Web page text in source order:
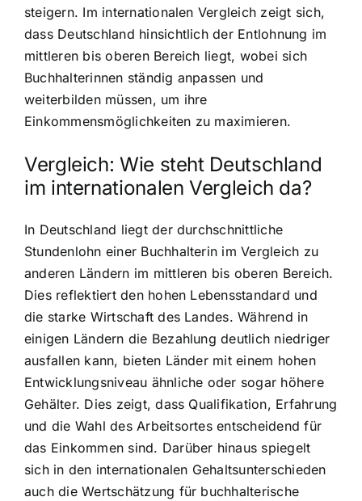
steigern. Im internationalen Vergleich zeigt sich,
dass Deutschland hinsichtlich der Entlohnung im
mittleren bis oberen Bereich liegt, wobei sich
Buchhalterinnen ständig anpassen und
weiterbilden müssen, um ihre
Einkommensmöglichkeiten zu maximieren.
Vergleich: Wie steht Deutschland
im internationalen Vergleich da?
In Deutschland liegt der durchschnittliche
Stundenlohn einer Buchhalterin im Vergleich zu
anderen Ländern im mittleren bis oberen Bereich.
Dies reflektiert den hohen Lebensstandard und
die starke Wirtschaft des Landes. Während in
einigen Ländern die Bezahlung deutlich niedriger
ausfallen kann, bieten Länder mit einem hohen
Entwicklungsniveau ähnliche oder sogar höhere
Gehälter. Dies zeigt, dass Qualifikation, Erfahrung
und die Wahl des Arbeitsortes entscheidend für
das Einkommen sind. Darüber hinaus spiegelt
sich in den internationalen Gehaltsunterschieden
auch die Wertschätzung für buchhalterische